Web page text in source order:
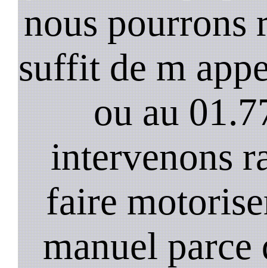
nous pourrons
suffit de m
ou au
intervenons
faire
manuel